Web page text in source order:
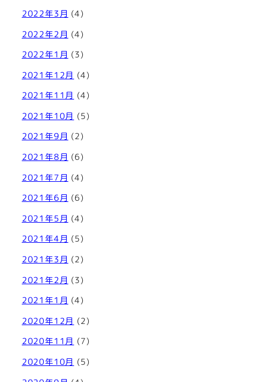
2022年3月 (4)
2022年2月 (4)
2022年1月 (3)
2021年12月 (4)
2021年11月 (4)
2021年10月 (5)
2021年9月 (2)
2021年8月 (6)
2021年7月 (4)
2021年6月 (6)
2021年5月 (4)
2021年4月 (5)
2021年3月 (2)
2021年2月 (3)
2021年1月 (4)
2020年12月 (2)
2020年11月 (7)
2020年10月 (5)